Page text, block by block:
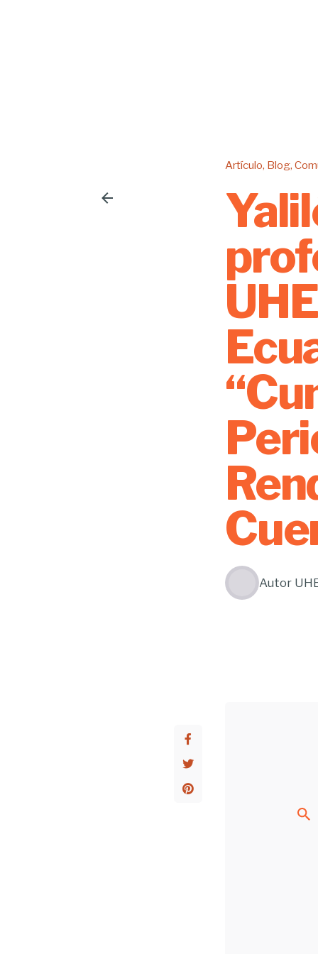
Artículo Blog
Autor